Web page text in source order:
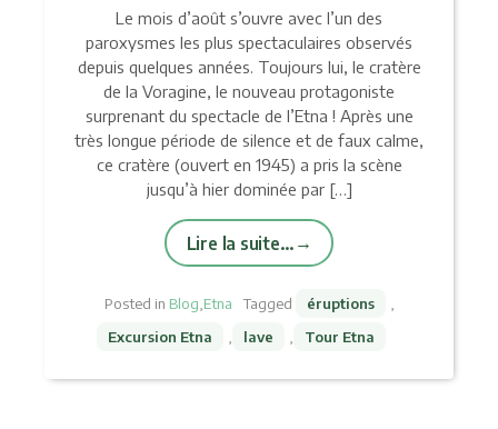
Le mois d’août s’ouvre avec l’un des
paroxysmes les plus spectaculaires observés
depuis quelques années. Toujours lui, le cratère
de la Voragine, le nouveau protagoniste
surprenant du spectacle de l’Etna ! Après une
très longue période de silence et de faux calme,
ce cratère (ouvert en 1945) a pris la scène
jusqu’à hier dominée par […]
Lire la suite…
Posted in Blog Etna Tagged éruptions
Excursion Etna
lave Tour Etna